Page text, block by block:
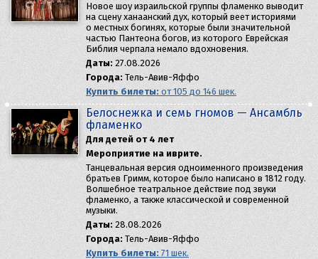
Новое шоу израильской группы фламенко выводит
на сцену ханаанский дух, который веет историями
о местных богинях, которые были значительной
частью Пантеона богов, из которого Еврейская
Библия черпала немало вдохновения.
Даты: 27.08.2026
Города: Тель-Авив-Яффо
Купить билеты: от 105 до 146 шек.
Белоснежка и семь гномов — Aнсамбль
фламенко
Для детей от 4 лет
Мероприятие на иврите.
Танцевальная версия одноименного произведения
братьев Гримм, которое было написано в 1812 году.
Волшебное театральное действие под звуки
фламенко, а также классической и современной
музыки.
Даты: 28.08.2026
Города: Тель-Авив-Яффо
Купить билеты: 71 шек.